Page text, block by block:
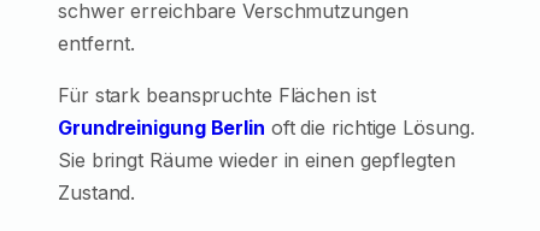
schwer erreichbare Verschmutzungen
entfernt.
Für stark beanspruchte Flächen ist
Grundreinigung Berlin oft die richtige Lösung.
Sie bringt Räume wieder in einen gepflegten
Zustand.